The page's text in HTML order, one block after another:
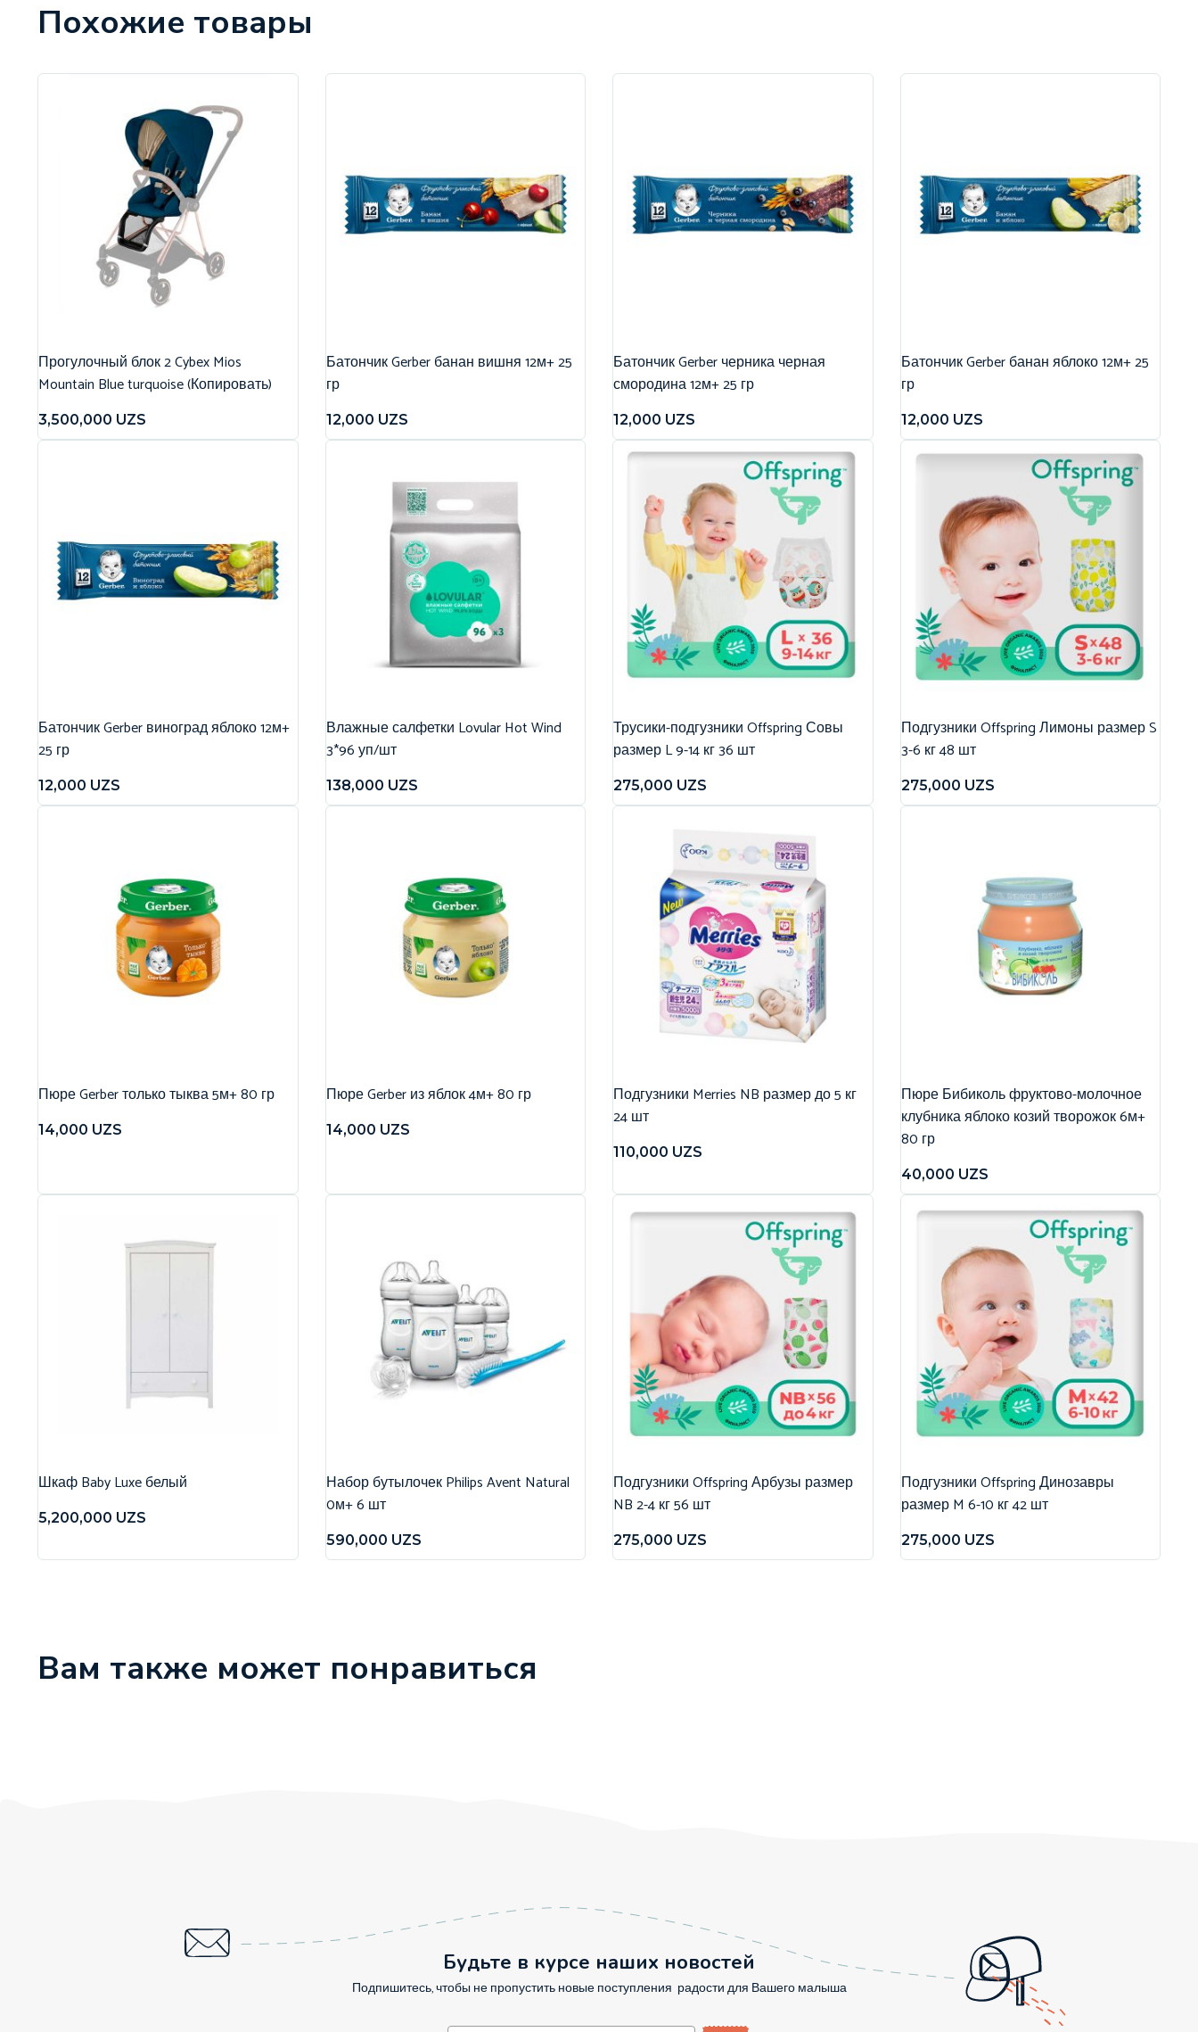
Похожие товары
Прогулочный блок 2 Cybex Mios
Mountain Blue turquoise (Копировать)
3,500,000 UZS
Батончик Gerber банан вишня 12м+ 25
гр
12,000 UZS
Батончик Gerber черника черная
смородина 12м+ 25 гр
12,000 UZS
Батончик Gerber банан яблоко 12м+ 25
гр
12,000 UZS
Батончик Gerber виноград яблоко 12м+
25 гр
12,000 UZS
Влажные салфетки Lovular Hot Wind
3*96 уп/шт
138,000 UZS
Трусики-подгузники Offspring Совы
размер L 9-14 кг 36 шт
275,000 UZS
Подгузники Offspring Лимоны размер S
3-6 кг 48 шт
275,000 UZS
Пюре Gerber только тыква 5м+ 80 гр
14,000 UZS
Пюре Gerber из яблок 4м+ 80 гр
14,000 UZS
Подгузники Merries NB размер до 5 кг
24 шт
110,000 UZS
Пюре Бибиколь фруктово-молочное
клубника яблоко козий творожок 6м+
80 гр
40,000 UZS
Шкаф Baby Luxe белый
5,200,000 UZS
Набор бутылочек Philips Avent Natural
0м+ 6 шт
590,000 UZS
Подгузники Offspring Арбузы размер
NB 2-4 кг 56 шт
275,000 UZS
Подгузники Offspring Динозавры
размер M 6-10 кг 42 шт
275,000 UZS
Вам также может понравиться
Будьте в курсе наших новостей
Подпишитесь, чтобы не пропустить новые поступления радости для Вашего малыша